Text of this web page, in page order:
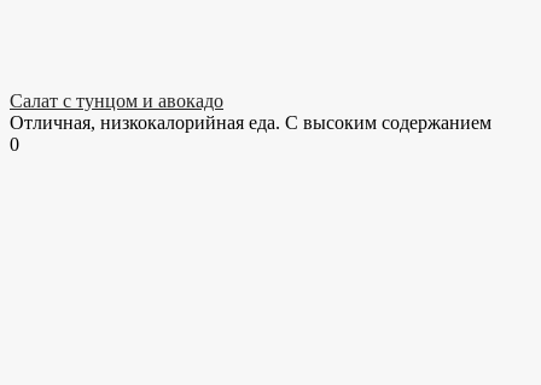
Салат с тунцом и авокадо
Отличная, низкокалорийная еда. С высоким содержанием
0